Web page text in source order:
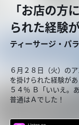
「お店の方
られた経験
ティーサージ・パ
６月２８日（火）の
を掛けられた経験が
５４％ Ｂ「いいえ。
普通はＡでした！